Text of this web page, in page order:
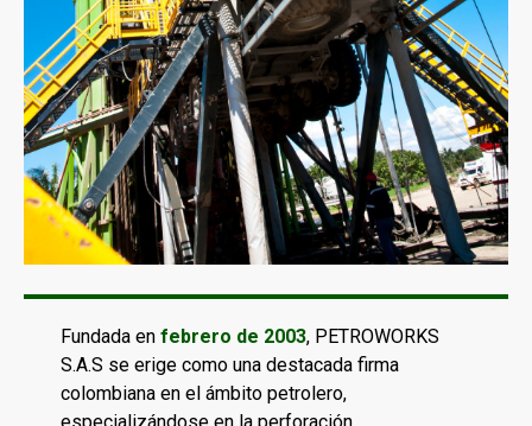
Fundada en febrero de 2003, PETROWORKS
S.A.S se erige como una destacada firma
colombiana en el ámbito petrolero,
especializándose en la perforación,